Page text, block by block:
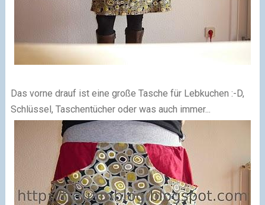
Das vorne drauf ist eine große Tasche für Lebkuchen :-D,
Schlüssel, Taschentücher oder was auch immer...